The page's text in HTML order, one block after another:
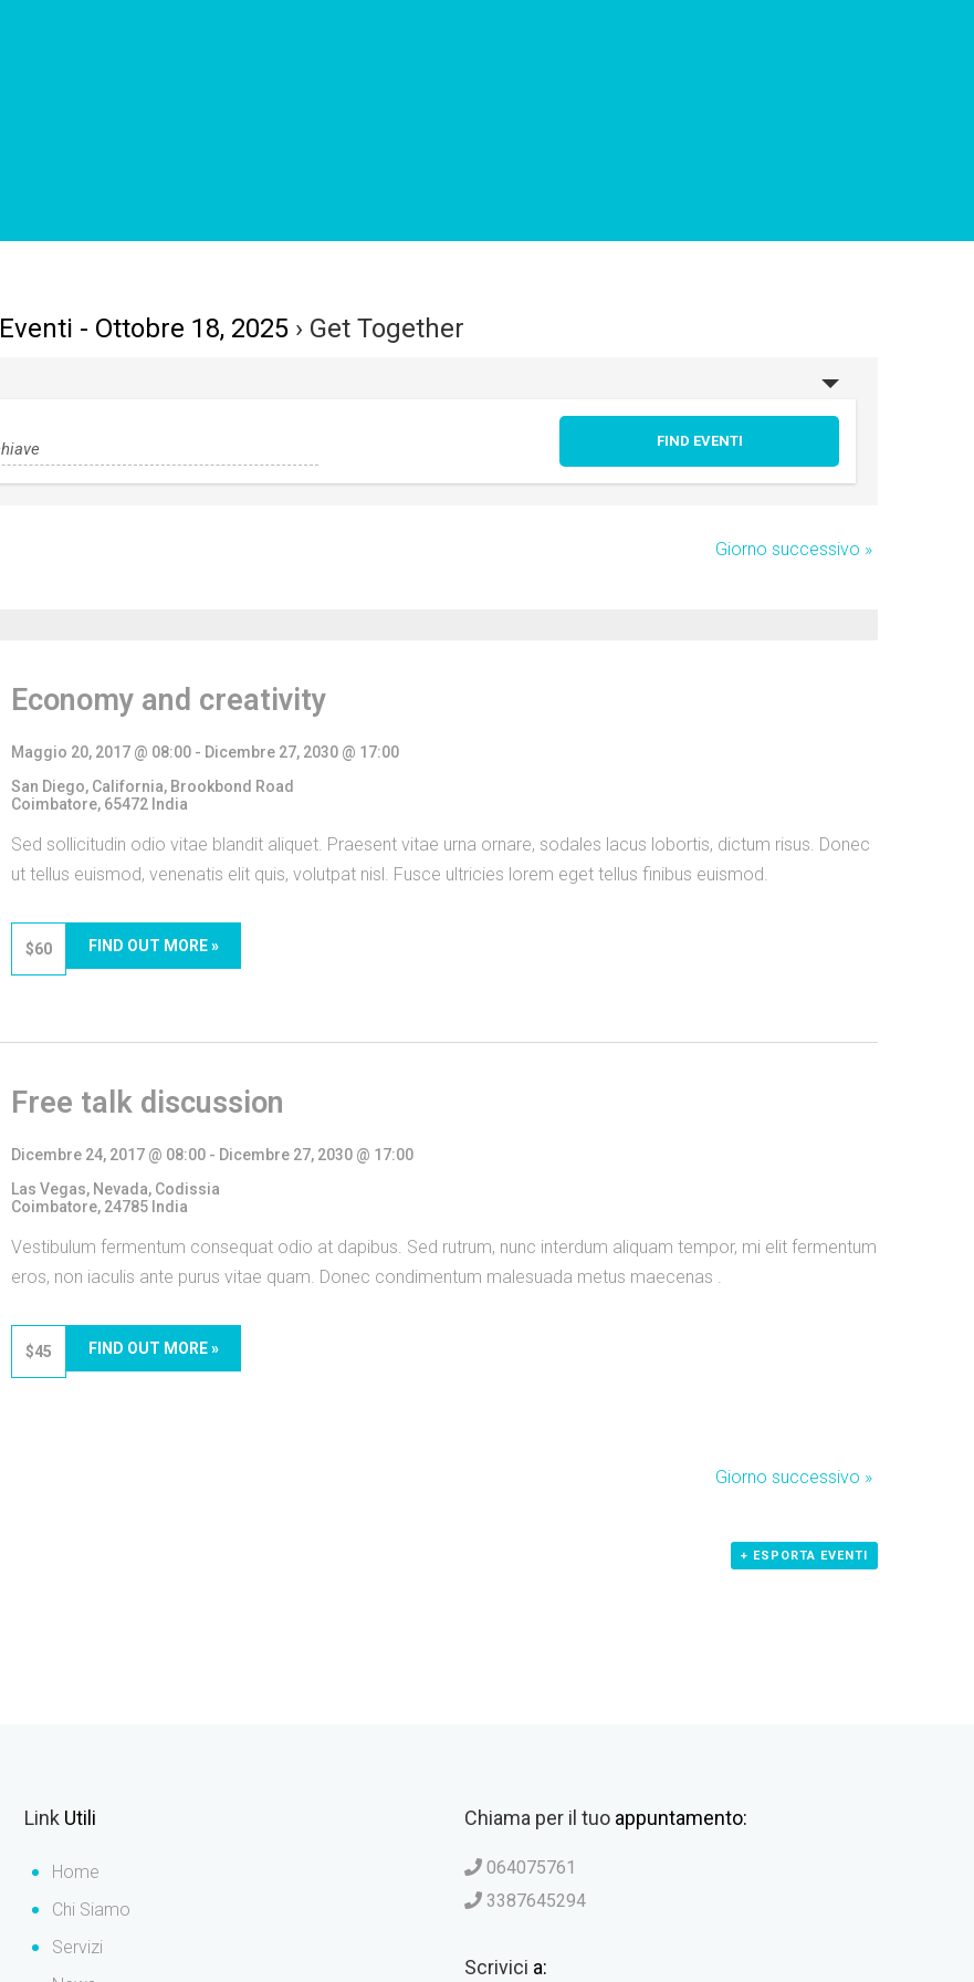
Eventi - Ottobre 18, 2025› Get Together
Giorno successivo »
Economy and creativity
Maggio 20, 2017 @ 08:00 - Dicembre 27, 2030 @ 17:00
San Diego, California, Brookbond Road
Coimbatore, 65472 India
Sed sollicitudin odio vitae blandit aliquet. Praesent vitae urna ornare, sodales lacus lobortis, dictum risus. Donec
ut tellus euismod, venenatis elit quis, volutpat nisl. Fusce ultricies lorem eget tellus finibus euismod.
$60 FIND OUT MORE »
Free talk discussion
Dicembre 24, 2017 @ 08:00 - Dicembre 27, 2030 @ 17:00
Las Vegas, Nevada, Codissia
Coimbatore, 24785 India
Vestibulum fermentum consequat odio at dapibus. Sed rutrum, nunc interdum aliquam tempor, mi elit fermentum
eros, non iaculis ante purus vitae quam. Donec condimentum malesuada metus maecenas .
$45 FIND OUT MORE »
Giorno successivo »
+ ESPORTA EVENTI
Link Utili
Home
Chi Siamo
Servizi
Chiama per il tuo appuntamento:
064075761
3387645294
Scrivici a: